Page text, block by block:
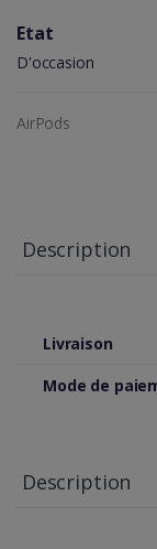
Etat
D'occasion
AirPods
Description
Livraison
Mode de
Description